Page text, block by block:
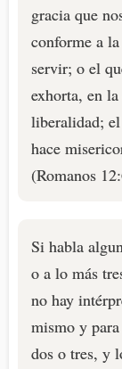
gracia que
conforme a
servir; o el
exhorta, en
liberalidad;
hace
(Romanos
Si habla
o a lo más
no hay
mismo y
dos o tres, y